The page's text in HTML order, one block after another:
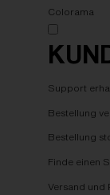
Colorama
Support
Bestellung
Bestellung
Finde einen
Versand und